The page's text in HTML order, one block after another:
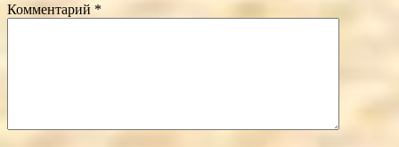
Комментарий *